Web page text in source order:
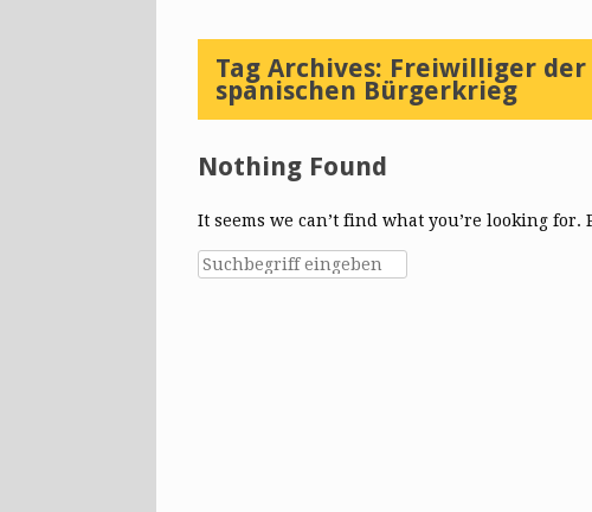
Tag Archives: Freiwilliger
spanischen Bürgerkrieg
Nothing Found
It seems we can’t find what you’re looking for.